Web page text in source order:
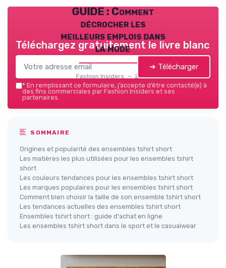
GUIDE : Comment
décrocher les
meilleurs emplois dans
la mode
Fashion Insiders — 2026
Téléchargez gratuitement le livre blanc
➔ Télécharger
* En remplissant ce formulaire, j’accepte d’être contacté(e) à
des fins commerciales par Fashion Insiders et ses
partenaires.
SOMMAIRE
Origines et popularité des ensembles tshirt short
Les matières les plus utilisées pour les ensembles tshirt
short
Les couleurs tendances pour les ensembles tshirt short
Les marques populaires pour les ensembles tshirt short
Comment bien choisir la taille de son ensemble tshirt short
Les tendances actuelles des ensembles tshirt short
Ensembles tshirt short : guide d'achat en ligne
Les ensembles tshirt short dans le sport et le casualwear